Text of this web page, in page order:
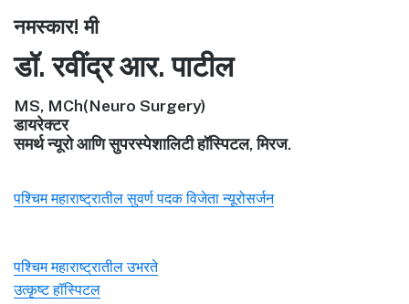
नमस्कार! मी
डॉ. रवींद्र आर. पाटील
MS, MCh(Neuro Surgery)
डायरेक्टर
समर्थ न्यूरो आणि सुपरस्पेशालिटी हॉस्पिटल, मिरज.
पश्चिम महाराष्ट्रातील सुवर्ण पदक विजेता न्यूरोसर्जन
पश्चिम महाराष्ट्रातील उभरते
उत्कृष्ट हॉस्पिटल